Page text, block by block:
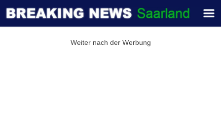
Weiter nach der Werbung